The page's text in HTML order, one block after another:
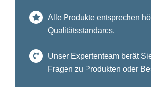
Alle Produkte entsprechen
Qualitätsstandards.
Unser Expertenteam berät
Fragen zu Produkten oder